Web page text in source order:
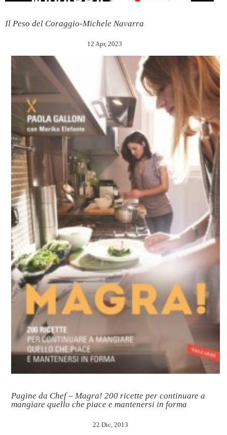
Il Peso del Coraggio-Michele Navarra
12 Apr, 2023
Pagine da Chef – Magra! 200 ricette per continuare a
mangiare quello che piace e mantenersi in forma
22 Dic, 2013